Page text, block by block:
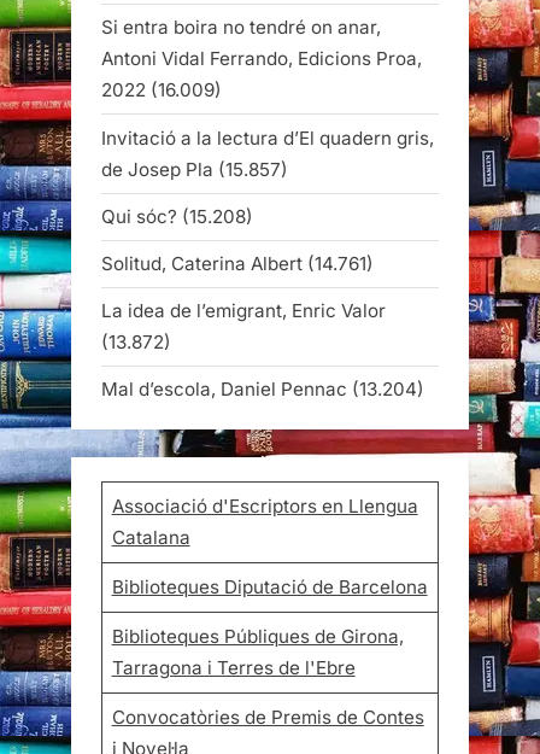
Si entra boira no tendré on anar,
Antoni Vidal Ferrando, Edicions Proa,
2022 (16.009)
Invitació a la lectura d’El quadern gris,
de Josep Pla (15.857)
Qui sóc? (15.208)
Solitud, Caterina Albert (14.761)
La idea de l’emigrant, Enric Valor
(13.872)
Mal d’escola, Daniel Pennac (13.204)
Associació d'Escriptors en Llengua
Catalana
Biblioteques Diputació de Barcelona
Biblioteques Públiques de Girona,
Tarragona i Terres de l'Ebre
Convocatòries de Premis de Contes
i Novel·la